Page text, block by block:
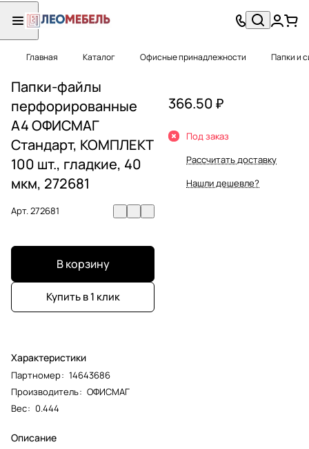
Главная Каталог Офисные принадлежности Папки и
Папки-файлы
перфорированные
А4 ОФИСМАГ
Стандарт, КОМПЛЕКТ
100 шт., гладкие, 40
мкм, 272681
Арт.272681
В корзину
Купить в 1 клик
Характеристики
Партномер: 14643686
Производитель: ОФИСМАГ
Вес: 0.444
Описание
366.50 ₽
Под заказ
Рассчитать доставку
Нашли дешевле?